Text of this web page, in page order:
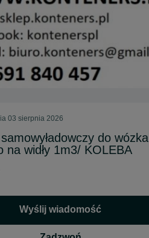
03 sierpnia 2026
do wózka
na widły 1m3/ KOLEBA
Wyślij wiadomość